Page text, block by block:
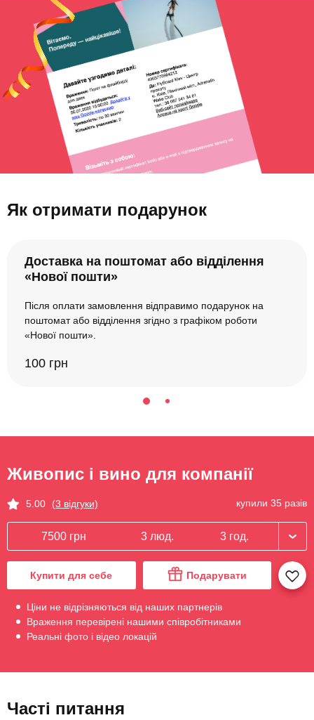
Як отримати подарунок
Доставка на поштомат або відділення
«Нової пошти»
Після оплати замовлення відправимо подарунок на
поштомат або відділення згідно з графіком роботи
«Нової пошти».
100 грн
Живопис і вино для компанії
5.00 (3 відгуки) купили 35 разів
7500 грн 3 люд. 3 год.
Купити для себе Подарувати
Ціни не відрізняються від наших партнерів
Враження перевірені нашими співробітниками
Реальні фото і відео локацій
Часті питання